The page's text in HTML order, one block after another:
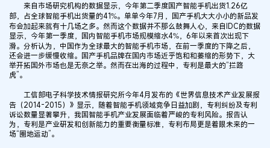
来自市场研究机构的数据显示，今年第二季度国产智能手机出货1.26亿
部，占全球智能手机出货量的41%。单单今年7月，国产手机大大小小的新品发
布会加起来就有十几场之多。然而这个数据并不那么鼓舞人心，来自IDC的数据
显示，今年第一季度，国内智能手机市场规模缩水4%，6年以来首次出现下
滑。分析认为，中国作为全球最大的智能手机市场，在前一季度的下降之后，
还会进一步缓慢收缩。国产手机品牌在国内市场近乎饱和和萎缩的形势下，大
举开拓国外市场也是无奈之举。然而在出海的过程中，专利是最大的“拦路
虎”。
工信部电子科学技术情报研究所今年4月发布的《世界信息技术产业发展报
告（2014-2015）》显示，随着智能手机领域竞争日益加剧，专利纠纷及专利
诉讼数量显著攀升，我国智能手机产业发展面临着严峻的专利风险。报告认
为，专利是产业研发和创新能力的重要衡量标准，专利布局更是着眼未来的一
场“圈地运动”。